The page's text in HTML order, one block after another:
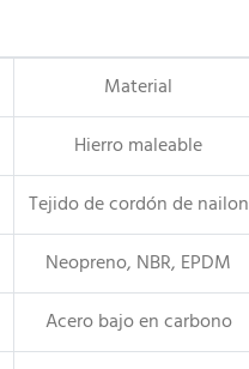
Material
Hierro maleable
Tejido de cordón de nailon
Neopreno, NBR, EPDM
Acero bajo en carbono